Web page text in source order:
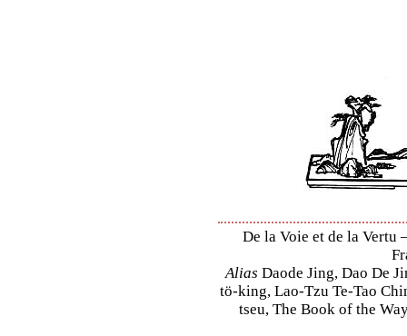
De la Voie et de la Vertu
Alias Daode Jing, Dao De
tö-king, Lao-Tzu Te-Tao
tseu, The Book of the